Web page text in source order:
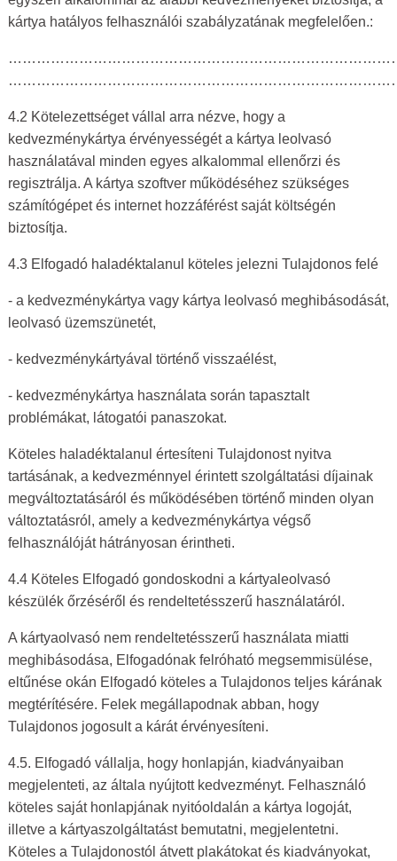
kártya hatályos felhasználói szabályzatának megfelelően.:
4.2 Kötelezettséget vállal arra nézve, hogy a
kedvezménykártya érvényességét a kártya leolvasó
használatával minden egyes alkalommal ellenőrzi és
regisztrálja. A kártya szoftver működéséhez szükséges
számítógépet és internet hozzáférést saját költségén
biztosítja.
4.3 Elfogadó haladéktalanul köteles jelezni Tulajdonos felé
- a kedvezménykártya vagy kártya leolvasó meghibásodását,
leolvasó üzemszünetét,
- kedvezménykártyával történő visszaélést,
- kedvezménykártya használata során tapasztalt
problémákat, látogatói panaszokat.
Köteles haladéktalanul értesíteni Tulajdonost nyitva
tartásának, a kedvezménnyel érintett szolgáltatási díjainak
megváltoztatásáról és működésében történő minden olyan
változtatásról, amely a kedvezménykártya végső
felhasználóját hátrányosan érintheti.
4.4 Köteles Elfogadó gondoskodni a kártyaleolvasó
készülék őrzéséről és rendeltetésszerű használatáról.
A kártyaolvasó nem rendeltetésszerű használata miatti
meghibásodása, Elfogadónak felróható megsemmisülése,
eltűnése okán Elfogadó köteles a Tulajdonos teljes kárának
megtérítésére. Felek megállapodnak abban, hogy
Tulajdonos jogosult a kárát érvényesíteni.
4.5. Elfogadó vállalja, hogy honlapján, kiadványaiban
megjelenteti, az általa nyújtott kedvezményt. Felhasználó
köteles saját honlapjának nyitóoldalán a kártya logoját,
illetve a kártyaszolgáltatást bemutatni, megjelentetni.
Köteles a Tulajdonostól átvett plakátokat és kiadványokat,